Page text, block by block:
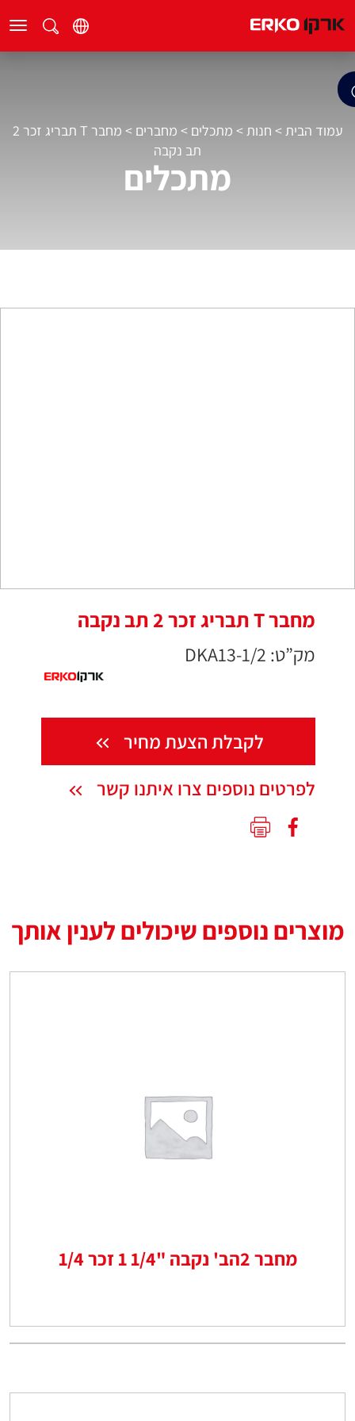
עמוד הבית > חנות > מתכלים > מחברים >
מחבר T תבריג זכר 2
תב נקבה
מתכלים
מחבר T תבריג זכר 2 תב נקבה
מק”ט: DKA13-1/2
לקבלת הצעת מחיר
לפרטים נוספים צרו איתנו קשר
מוצרים נוספים שיכולים לענין אותך
מחבר 2הב' נקבה "1/4 1 זכר 1/4